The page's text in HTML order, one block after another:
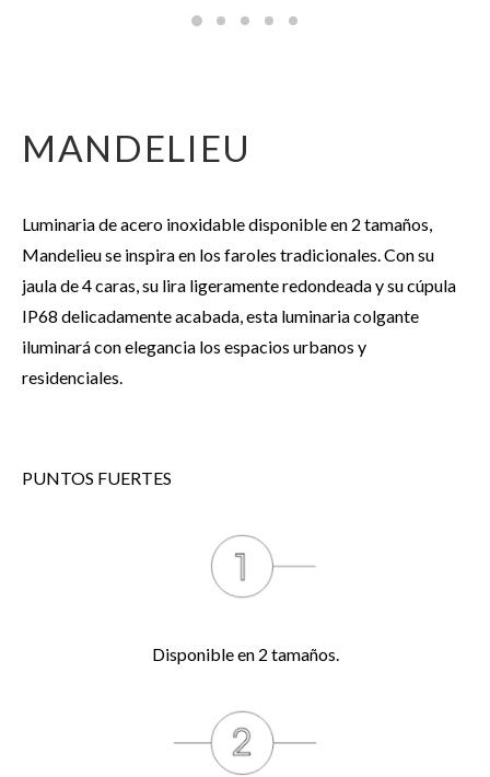
MANDELIEU
Luminaria de acero inoxidable disponible en 2 tamaños,
Mandelieu se inspira en los faroles tradicionales. Con su
jaula de 4 caras, su lira ligeramente redondeada y su cúpula
IP68 delicadamente acabada, esta luminaria colgante
iluminará con elegancia los espacios urbanos y
residenciales.
PUNTOS FUERTES
Disponible en 2 tamaños.